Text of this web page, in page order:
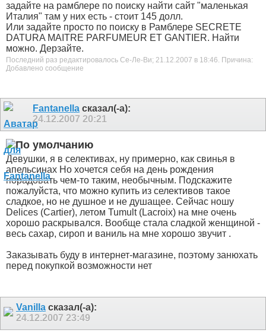
задайте на рамблере по поиску найти сайт "маленькая
Италия" там у них есть - стоит 145 долл.
Или задайте просто по поиску в Рамблере SECRETE
DATURA MAITRE PARFUMEUR ET GANTIER. Найти
можно. Дерзайте.
Последний раз редактировалось Се-Ле-Ви; 21.12.2007 в 18:46. Причина:
Добавлено сообщение
Fantanella сказал(-а):
24.12.2007 20:21
Девушки, я в селективах, ну примерно, как свинья в
апельсинах Но хочется себя на день рождения
порадовать чем-то таким, необычным. Подскажите
пожалуйста, что можно купить из селективов такое
сладкое, но не душное и не душащее. Сейчас ношу
Delices (Cartier), летом Tumult (Lacroix) на мне очень
хорошо раскрывался. Вообще стала сладкой женщиной -
весь сахар, сироп и ваниль на мне хорошо звучит .
Заказывать буду в интернет-магазине, поэтому занюхать
перед покупкой возможности нет
Vanilla сказал(-а):
24.12.2007 23:49